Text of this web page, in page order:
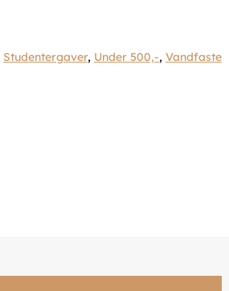
Studentergaver, Under 500,-, Vandfaste